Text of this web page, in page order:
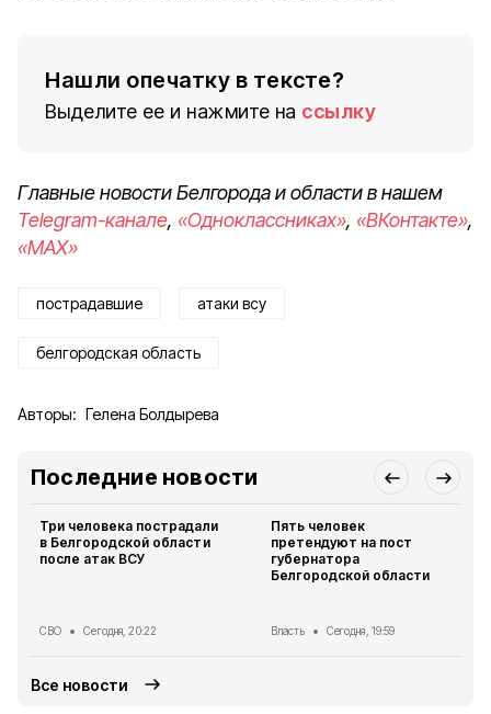
Нашли опечатку в тексте?
Выделите ее и нажмите на ссылку
Главные новости Белгорода и области в нашем
Telegram-канале, «Одноклассниках», «ВКонтакте»,
«MAX»
пострадавшие атаки всу
белгородская область
Авторы: Гелена Болдырева
Последние новости
Три человека пострадали
в Белгородской области
после атак ВСУ
СВО Сегодня, 20:22
Пять человек
претендуют на пост
губернатора
Белгородской области
Власть Сегодня, 19:59
Все новости